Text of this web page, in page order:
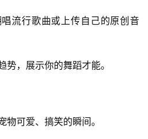
唱流行歌曲或上传自己的原创音
势，展示你的舞蹈才能。
物可爱、搞笑的瞬间。